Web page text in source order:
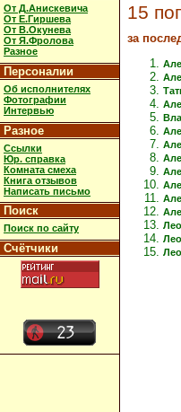
От Д.Анискевича
От Е.Гиршева
От В.Окунева
От Я.Фролова
Разное
Персоналии
Об исполнителях
Фотографии
Интервью
Разное
Ссылки
Юр. справка
Комната смеха
Книга отзывов
Написать письмо
Поиск
Поиск по сайту
Счётчики
15
за